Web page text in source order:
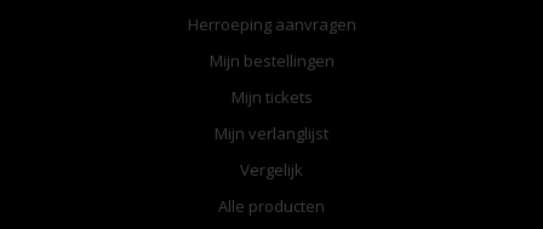
Herroeping aanvragen
Mijn bestellingen
Mijn tickets
Mijn verlanglijst
Vergelijk
Alle producten